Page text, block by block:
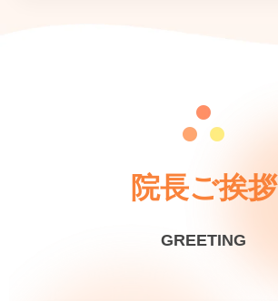
院長ご挨拶
GREETING